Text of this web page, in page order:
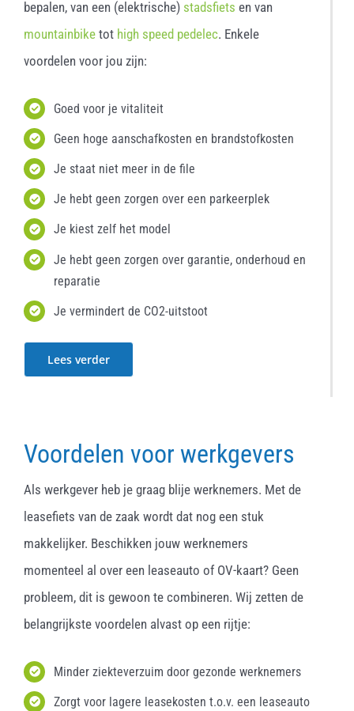
bepalen, van een (elektrische) stadsfiets en van
mountainbiketot high speed pedelec. Enkele
voordelen voor jou zijn:
Goed voor je vitaliteit
Geen hoge aanschafkosten en brandstofkosten
Je staat niet meer in de file
Je hebt geen zorgen over een parkeerplek
Je kiest zelf het model
Je hebt geen zorgen over garantie, onderhoud en
reparatie
Je vermindert de CO2-uitstoot
Lees verder
Voordelen voor werkgevers
Als werkgever heb je graag blije werknemers. Met de
leasefiets van de zaak wordt dat nog een stuk
makkelijker. Beschikken jouw werknemers
momenteel al over een leaseauto of OV-kaart? Geen
probleem, dit is gewoon te combineren. Wij zetten de
belangrijkste voordelen alvast op een rijtje:
Minder ziekteverzuim door gezonde werknemers
Zorgt voor lagere leasekosten t.o.v. een leaseauto